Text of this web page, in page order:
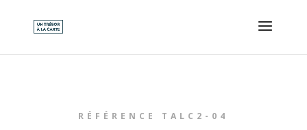
RÉFÉRENCE TALC2-04